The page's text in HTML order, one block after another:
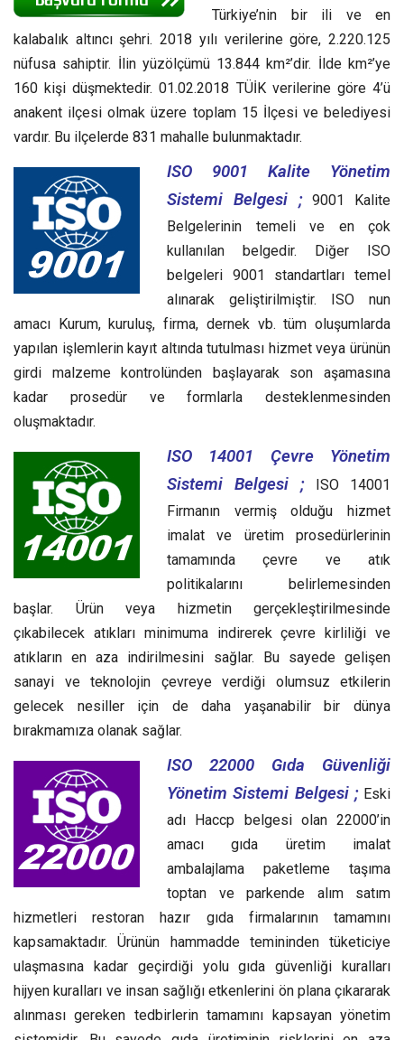
Türkiye’nin bir ili ve en
kalabalık altıncı şehri. 2018 yılı verilerine göre, 2.220.125
nüfusa sahiptir. İlin yüzölçümü 13.844 km²’dir. İlde km²’ye
160 kişi düşmektedir. 01.02.2018 TÜİK verilerine göre 4’ü
anakent ilçesi olmak üzere toplam 15 İlçesi ve belediyesi
vardır. Bu ilçelerde 831 mahalle bulunmaktadır.
ISO 9001 Kalite Yönetim
Sistemi Belgesi ;9001 Kalite
Belgelerinin temeli ve en çok
kullanılan belgedir. Diğer ISO
belgeleri 9001 standartları temel
alınarak geliştirilmiştir. ISO nun
amacı Kurum, kuruluş, firma, dernek vb. tüm oluşumlarda
yapılan işlemlerin kayıt altında tutulması hizmet veya ürünün
girdi malzeme kontrolünden başlayarak son aşamasına
kadar prosedür ve formlarla desteklenmesinden
oluşmaktadır.
ISO 14001 Çevre Yönetim
Sistemi Belgesi ;
ISO 14001
Firmanın vermiş olduğu hizmet
imalat ve üretim prosedürlerinin
tamamında çevre ve atık
politikalarını belirlemesinden
başlar. Ürün veya hizmetin gerçekleştirilmesinde
çıkabilecek atıkları minimuma indirerek çevre kirliliği ve
atıkların en aza indirilmesini sağlar. Bu sayede gelişen
sanayi ve teknolojin çevreye verdiği olumsuz etkilerin
gelecek nesiller için de daha yaşanabilir bir dünya
bırakmamıza olanak sağlar.
ISO 22000 Gıda Güvenliği
Yönetim Sistemi Belgesi ; Eski
adı Haccp belgesi olan 22000’in
amacı gıda üretim imalat
ambalajlama paketleme taşıma
toptan ve parkende alım satım
hizmetleri restoran hazır gıda firmalarının tamamını
kapsamaktadır. Ürünün hammadde temininden tüketiciye
ulaşmasına kadar geçirdiği yolu gıda güvenliği kuralları
hijyen kuralları ve insan sağlığı etkenlerini ön plana çıkararak
alınması gereken tedbirlerin tamamını kapsayan yönetim